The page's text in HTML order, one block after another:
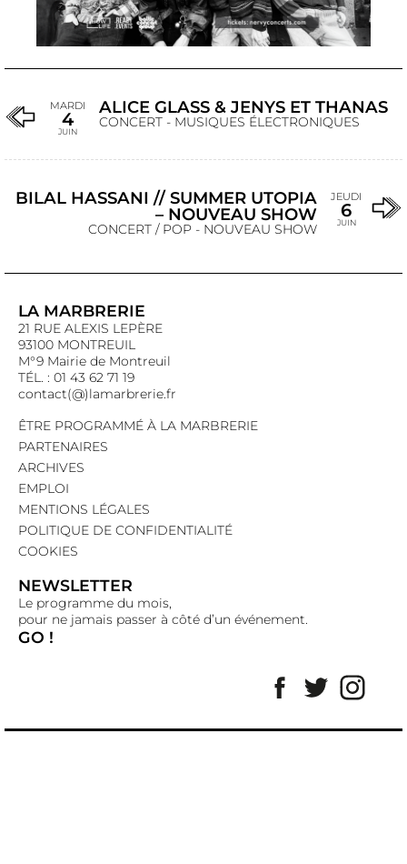
MARDI
4
JUIN
ALICE GLASS & JENYS ET THANAS
CONCERT - MUSIQUES ÉLECTRONIQUES
BILAL HASSANI // SUMMER UTOPIA
– NOUVEAU SHOW
CONCERT / POP - NOUVEAU SHOW
JEUDI
6
JUIN
LA MARBRERIE
21 RUE ALEXIS LEPÈRE
93100 MONTREUIL
M°9 Mairie de Montreuil
TÉL. : 01 43 62 71 19
contact(@)lamarbrerie.fr
ÊTRE PROGRAMMÉ À LA MARBRERIE
PARTENAIRES
ARCHIVES
EMPLOI
MENTIONS LÉGALES
POLITIQUE DE CONFIDENTIALITÉ
COOKIES
NEWSLETTER
Le programme du mois,
pour ne jamais passer à côté d’un événement.
GO !
Facebook
Twitter